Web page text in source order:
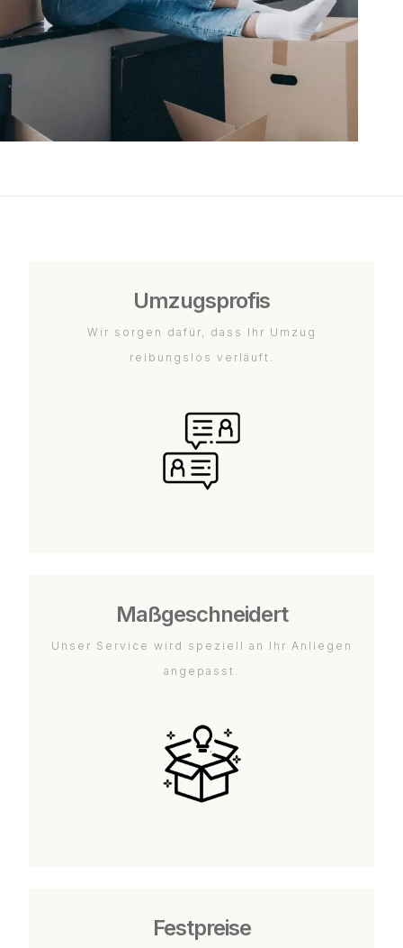
Umzugsprofis
Wir sorgen dafür, dass Ihr Umzug
reibungslos verläuft.
Maßgeschneidert
Unser Service wird speziell an Ihr Anliegen
angepasst.
Festpreise